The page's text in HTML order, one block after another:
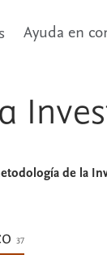
Ayuda en
de la
37